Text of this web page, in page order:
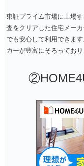
東証プライム市場に上場
査をクリアした住宅メー
でも安心して利用できま
カーが豊富にそろってお